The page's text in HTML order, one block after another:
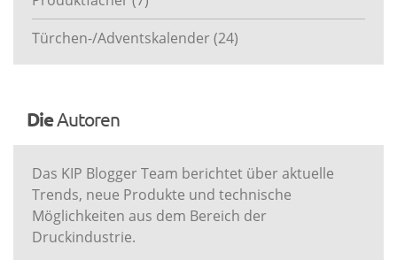
Türchen-/Adventskalender(24)
DieAutoren
Das KIP Blogger Team berichtet über aktuelle
Trends, neue Produkte und technische
Möglichkeiten aus dem Bereich der
Druckindustrie.